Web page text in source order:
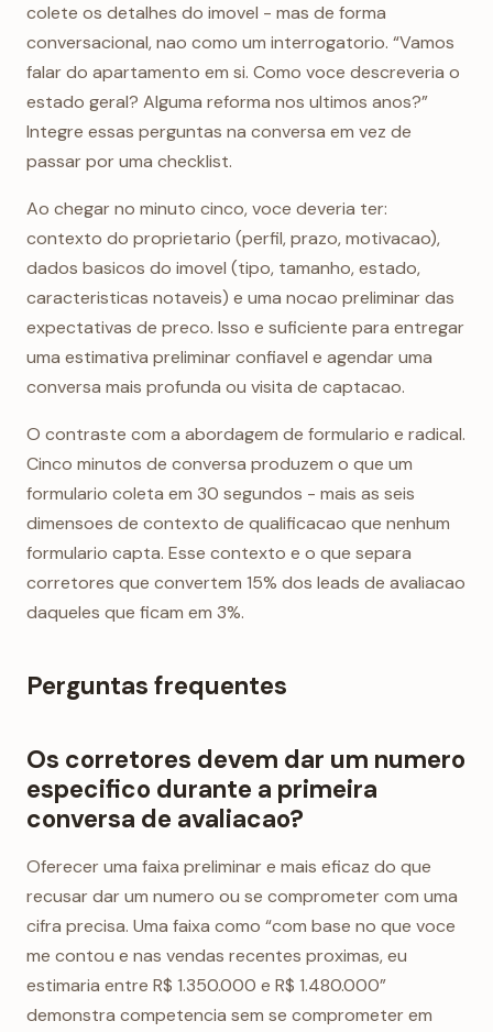
colete os detalhes do imovel - mas de forma
conversacional, nao como um interrogatorio. “Vamos
falar do apartamento em si. Como voce descreveria o
estado geral? Alguma reforma nos ultimos anos?”
Integre essas perguntas na conversa em vez de
passar por uma checklist.
Ao chegar no minuto cinco, voce deveria ter:
contexto do proprietario (perfil, prazo, motivacao),
dados basicos do imovel (tipo, tamanho, estado,
caracteristicas notaveis) e uma nocao preliminar das
expectativas de preco. Isso e suficiente para entregar
uma estimativa preliminar confiavel e agendar uma
conversa mais profunda ou visita de captacao.
O contraste com a abordagem de formulario e radical.
Cinco minutos de conversa produzem o que um
formulario coleta em 30 segundos - mais as seis
dimensoes de contexto de qualificacao que nenhum
formulario capta. Esse contexto e o que separa
corretores que convertem 15% dos leads de avaliacao
daqueles que ficam em 3%.
Perguntas frequentes
Os corretores devem dar um numero
especifico durante a primeira
conversa de avaliacao?
Oferecer uma faixa preliminar e mais eficaz do que
recusar dar um numero ou se comprometer com uma
cifra precisa. Uma faixa como “com base no que voce
me contou e nas vendas recentes proximas, eu
estimaria entre R$ 1.350.000 e R$ 1.480.000”
demonstra competencia sem se comprometer em